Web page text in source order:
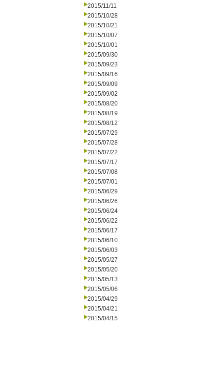
2015/11/11
2015/10/28
2015/10/21
2015/10/07
2015/10/01
2015/09/30
2015/09/23
2015/09/16
2015/09/09
2015/09/02
2015/08/20
2015/08/19
2015/08/12
2015/07/29
2015/07/28
2015/07/22
2015/07/17
2015/07/08
2015/07/01
2015/06/29
2015/06/26
2015/06/24
2015/06/22
2015/06/17
2015/06/10
2015/06/03
2015/05/27
2015/05/20
2015/05/13
2015/05/06
2015/04/29
2015/04/21
2015/04/15